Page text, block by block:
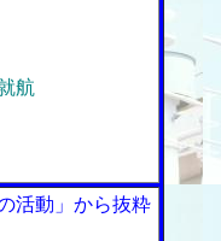
航
活動」から抜粋